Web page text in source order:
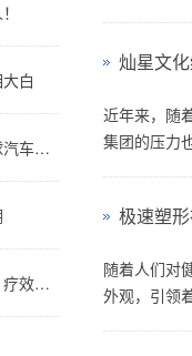
白
博格华纳股权图谱：一图看懂全球汽车零部件巨头的股权结构
专业药师推荐，中联大药房华纳，疗效看得见！
灿星文
近年来，随
集团的压力
极速塑
随着人们对
外观，引领